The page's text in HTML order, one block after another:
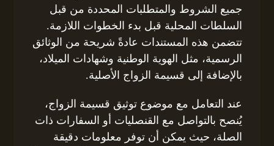
جميع الشروط والمتطلبات المحددة من قبل
السلطات المحلية قبل بدء الخطوات اللازمة.
تتضمن هذه المستندات عادةً شريحة من الوثائق
الرسمية، مثل الهوية الوطنية وشهادات الميلاد،
بالإضافة إلى قسيمة الزواج الأصلية.
عند التعامل مع موضوع توثيق قسيمة الزواج،
يُنصح بالتواصل مع القنصليات أو السفارات ذات
الصلة، حيث يمكن أن توفر معلومات دقيقة